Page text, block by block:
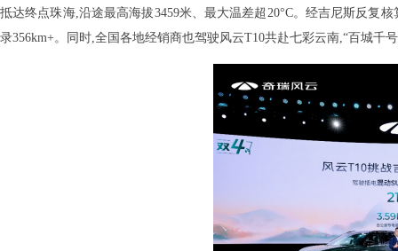
抵达终点珠海,沿途最高海拔3459米、最大温差超20°C。经吉尼斯反复
录356km+。同时,全国各地经销商也驾驶风云T10共赴七彩云南,“百城千